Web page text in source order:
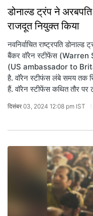
डोनाल्ड ट्रंप ने
राजदूत नियुक्त किया
नवनिर्वाचित राष्ट्रपति
बैंकर वॉरेन स्टीफेंस (Warren
(US ambassador to
है. वॉरेन स्टीफंस लंबे समय तक
हैं. वॉरेन स्टीफेंस कथित तौर पर
दिसंबर 03, 2024 12:08 pm IST